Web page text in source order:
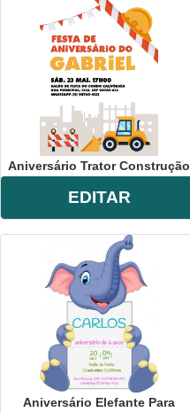
Aniversário Trator Construção
EDITAR
Aniversário Elefante Para